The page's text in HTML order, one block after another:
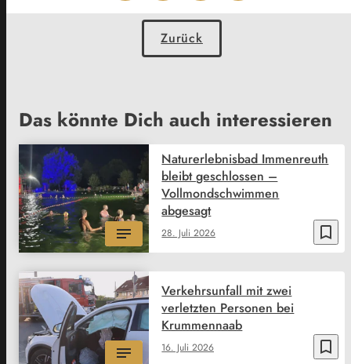
Zurück
Das könnte Dich auch interessieren
bookmark_border
28. Juli 2026
Naturerlebnisbad Immenreuth
bleibt geschlossen –
Vollmondschwimmen
abgesagt
bookmark_border
16. Juli 2026
Verkehrsunfall mit zwei
verletzten Personen bei
Krummennaab